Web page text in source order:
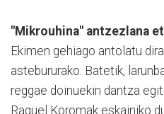
"Mikrouhina" antzezlana
Ekimen gehiago antolatu
astebururako. Batetik,
reggae doinuekin dantza
Raquel Koromak eskainiko